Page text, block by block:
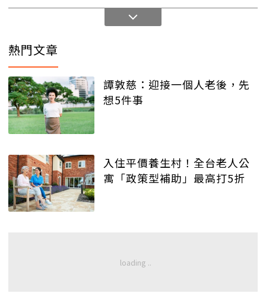
熱門文章
譚敦慈：迎接一個人老後，先
想5件事
入住平價養生村！全台老人公
寓「政策型補助」最高打5折